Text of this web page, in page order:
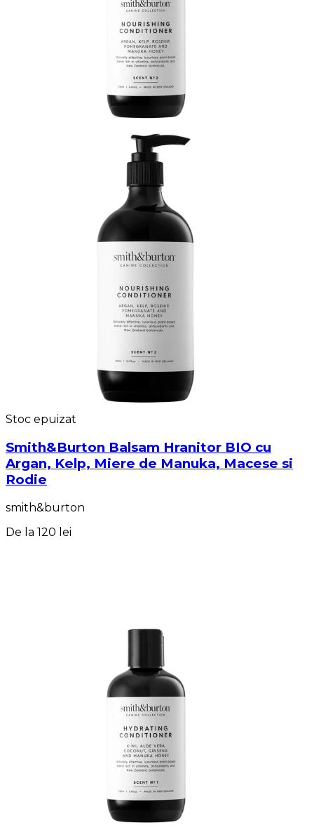
Stoc epuizat
Smith&Burton Balsam Hranitor BIO cu
Argan, Kelp, Miere de Manuka, Macese si
Rodie
smith&burton
De la 120 lei